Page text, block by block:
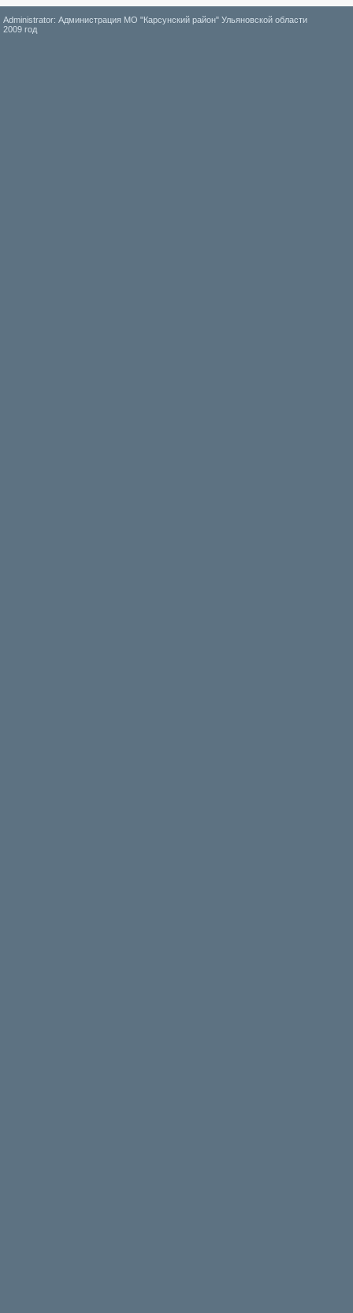
Administrator: Администрация МО "Карсунский район" Ульяновской области
2009 год